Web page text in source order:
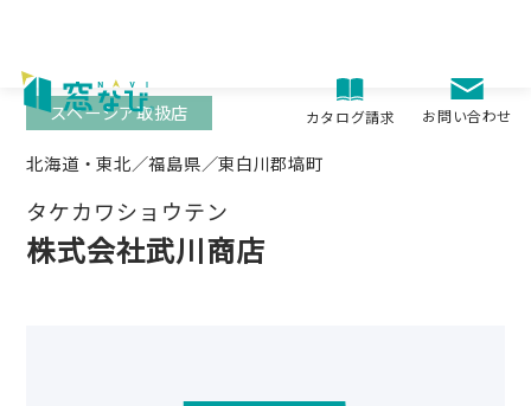
content
カタログ請求 お問い合わせ
北海道・東北／福島県／東白川郡塙町
タケカワショウテン
株式会社武川商店
スペーシア取扱店